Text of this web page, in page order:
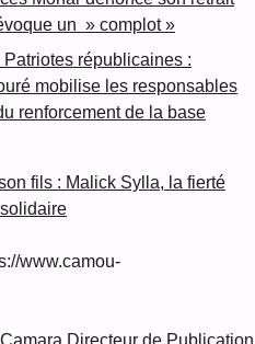
un » complot »
républicaines :
mobilise les responsables
renforcement de la base
fils : Malick Sylla, la fierté
www.camou-